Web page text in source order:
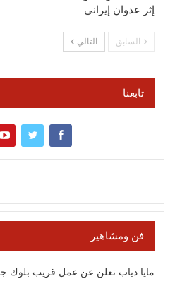
إثر عدوان إيراني
السابق التالي
تابعنا
فن ومشاهير
مايا دياب تعلن عن عمل قريب بلوك